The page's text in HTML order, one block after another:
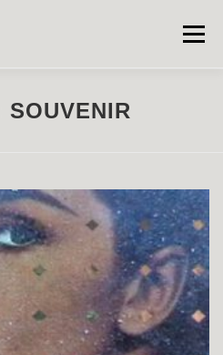
Menü
PHOTOGRAPHY
SOUVENIR